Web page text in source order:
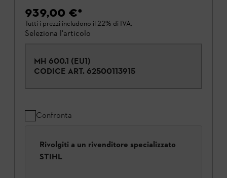
939,00 €*
Tutti i prezzi includono il 22% di IVA.
Seleziona l'articolo
MH 600.1 (EU1)
CODICE ART. 62500113915
Confronta
Rivolgiti a un rivenditore specializzato
STIHL